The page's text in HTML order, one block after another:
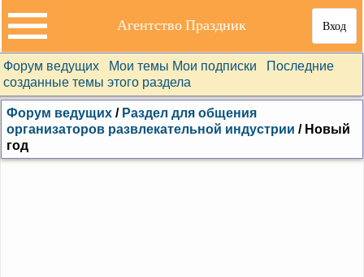
Вход
Агентство Праздник
Форум ведущих Мои темы Мои подписки
Последние
созданные темы этого раздела
Форум ведущих / Раздел для общения
организаторов развлекательной индустрии / Новый
год